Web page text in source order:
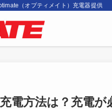
（オプティメイト）充電器提供
電方法は？充電